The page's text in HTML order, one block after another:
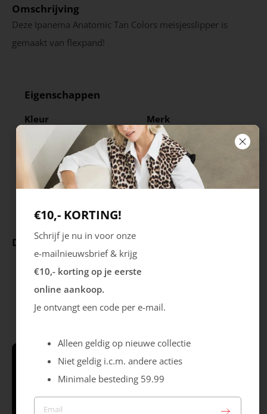
Omschrijving
Deze Ipanema Anatomic Tan Colors meisjesslipper is
gemaakt van flexpand!
Eigenschappen
Kleur
Merk
Ipanema
Seizoen
VZ23
Uitneembare zool
Nee
Deze producten ga je leuk vinden
Schrijf je in & krijg €10,- korting* op je
eerste online aankoop!
€10,- KORTING!
Schrijf je nu in voor onze
e-mailnieuwsbrief & krijg
€10,- korting op je eerste
online aankoop.
Je ontvangt een code per e-mail.
Alleen geldig op nieuwe collectie
Niet geldig i.c.m. andere acties
Minimale besteding 59.99